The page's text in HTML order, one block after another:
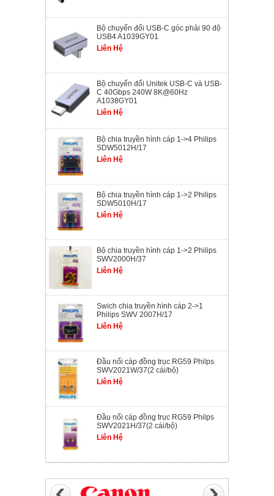
Bộ chuyển đổi USB-C góc phải 90 độ
USB4 A1039GY01
Liên Hệ
Bộ chuyển đổi Unitek USB-C và USB-
C 40Gbps 240W 8K@60Hz
A1038GY01
Liên Hệ
Bộ chia truyền hình cáp 1->4 Philips
SDW5012H/17
Liên Hệ
Bộ chia truyền hình cáp 1->2 Philips
SDW5010H/17
Liên Hệ
Bộ chia truyền hình cáp 1->2 Philips
SWV2000H/37
Liên Hệ
Swich chia truyền hình cáp 2->1
Philips SWV 2007H/17
Liên Hệ
Đầu nối cáp đồng trục RG59 Philps
SWV2021W/37(2 cái/bộ)
Liên Hệ
Đầu nối cáp đồng trục RG59 Philps
SWV2021H/37(2 cái/bộ)
Liên Hệ